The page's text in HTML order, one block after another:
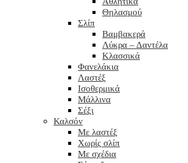
Θηλασμού
Σλίπ
Βαμβακερά
Λύκρα – Δαντέλα
Κλασσικά
Φανελάκια
Λαστέξ
Ισοθερμικά
Μάλλινα
Σέξι
Καλσόν
Με λαστέξ
Χωρίς σλίπ
Με σχέδια